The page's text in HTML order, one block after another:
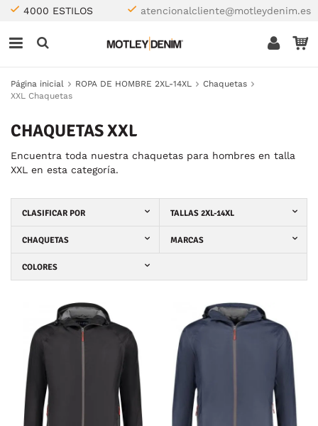
4000 ESTILOS atencionalcliente@motleydenim.es
Página inicial ROPA DE HOMBRE 2XL-14XL
Chaquetas
XXL Chaquetas
CHAQUETAS XXL
Encuentra toda nuestra chaquetas para hombres en talla
XXL en esta categoría.
CLASIFICAR POR TALLAS 2XL-14XL
CHAQUETAS MARCAS
COLORES